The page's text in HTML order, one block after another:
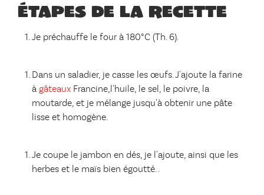
Étapes de la recette
Je préchauffe le four à 180°C (Th. 6).
Dans un saladier, je casse les œufs. J'ajoute la farine
à gâteaux Francine,l'huile, le sel, le poivre, la
moutarde, et je mélange jusqu'à obtenir une pâte
lisse et homogène.
Je coupe le jambon en dés, je l'ajoute, ainsi que les
herbes et le maïs bien égoutté. .